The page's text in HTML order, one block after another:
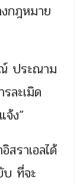
กฎหมาย
ประณาม
ละเมิด
จ้ง”
ราเอลได้
ที่จะ